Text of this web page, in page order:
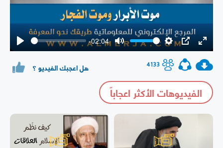
Play
-02:04
Mute
Settings
PIP Enter
4133 هل اعجبك الفيديو ؟
الفيديوهات الأكثر اعجاباً